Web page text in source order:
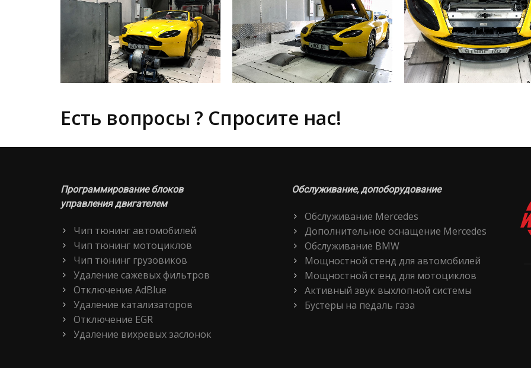
Есть вопросы ? Спросите нас!
Программирование блоков
управления двигателем
Чип тюнинг автомобилей
Чип тюнинг мотоциклов
Чип тюнинг грузовиков
Удаление сажевых фильтров
Отключение AdBlue
Удаление катализаторов
Отключение EGR
Удаление вихревых заслонок
Обслуживание, допоборудование
Обслуживание Mercedes
Дополнительное оснащение Mercedes
Обслуживание BMW
Мощностной стенд для автомобилей
Мощностной стенд для мотоциклов
Активный звук выхлопной системы
Бустеры на педаль газа